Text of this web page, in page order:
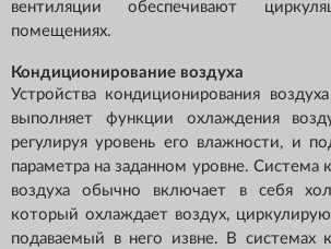
вентиляции обеспечивают
помещениях.
Кондиционирование воздуха
Устройства кондиционирования
выполняет функции охлаждения
регулируя уровень его влажности, и
параметра на заданном уровне. Система
воздуха обычно включает в себя
который охлаждает воздух,
подаваемый в него извне. В системах